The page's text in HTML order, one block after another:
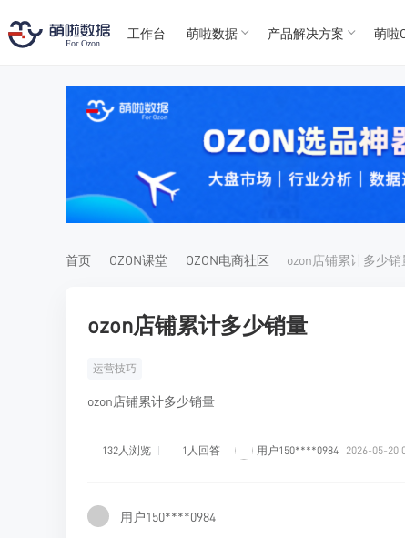
For
For
工作台 萌啦数据 产品解决方案 萌啦
首页 OZON课堂 OZON电商社区 ozon店铺累计多少销
ozon店铺累计多少销量
运营技巧
ozon店铺累计多少销量
132人浏览 1人回答 用户150****0984 2026-05-20
用户150****0984